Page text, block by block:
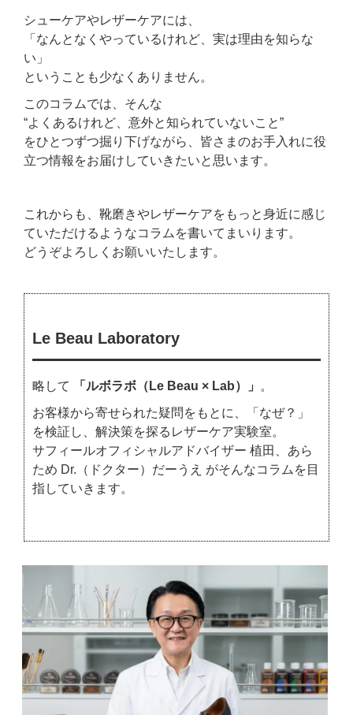
シューケアやレザーケアには、
「なんとなくやっているけれど、実は理由を知らな
い」
ということも少なくありません。
このコラムでは、そんな
“よくあるけれど、意外と知られていないこと”
をひとつずつ掘り下げながら、皆さまのお手入れに役
立つ情報をお届けしていきたいと思います。
これからも、靴磨きやレザーケアをもっと身近に感じ
ていただけるようなコラムを書いてまいります。
どうぞよろしくお願いいたします。
Le Beau Laboratory
略して 「ルボラボ（Le Beau × Lab）」 。
お客様から寄せられた疑問をもとに、「なぜ？」
を検証し、解決策を探るレザーケア実験室。
サフィールオフィシャルアドバイザー 植田、あら
ため Dr.（ドクター）だーうえ がそんなコラムを目
指していきます。